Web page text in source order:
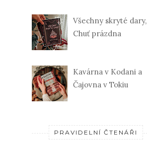
Všechny skryté dary,
Chuť prázdna
Kavárna v Kodani a
Čajovna v Tokiu
PRAVIDELNÍ ČTENÁŘI